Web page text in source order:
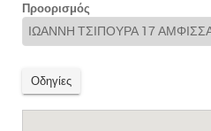
Προορισμός
Οδηγίες